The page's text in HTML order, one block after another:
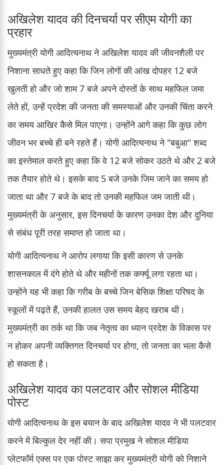
अखिलेश यादव की दिनचर्या पर सीएम योगी का
प्रहार
मुख्यमंत्री योगी आदित्यनाथ ने अखिलेश यादव की जीवनशैली पर
निशाना साधते हुए कहा कि जिन लोगों की आंख दोपहर 12 बजे
खुलती हो और जो शाम 7 बजे अपने दोस्तों के साथ महफिल जमा
लेते हों, उन्हें प्रदेश की जनता की समस्याओं और उनकी चिंता करने
का समय आखिर कैसे मिल पाएगा। उन्होंने आगे कहा कि कुछ लोग
जीवन भर बच्चे ही बने रहते हैं। योगी आदित्यनाथ ने "बबुआ" शब्द
का इस्तेमाल करते हुए कहा कि वे 12 बजे सोकर उठते थे और 2 बजे
तक तैयार होते थे। इसके बाद 5 बजे उनके जिम जाने का समय हो
जाता था और 7 बजे के बाद तो उनकी महफिल जम जाती थी।
मुख्यमंत्री के अनुसार, इस दिनचर्या के कारण उनका देश और दुनिया
से संबंध पूरी तरह समाप्त हो जाता था।
योगी आदित्यनाथ ने आरोप लगाया कि इसी कारण से उनके
शासनकाल में दंगे होते थे और महीनों तक कर्फ्यू लगा रहता था।
उन्होंने यह भी कहा कि गरीब के बच्चे जिन बेसिक शिक्षा परिषद के
स्कूलों में पढ़ते हैं, उनकी हालत उस समय बेहद खराब थी।
मुख्यमंत्री का तर्क था कि जब नेतृत्व का ध्यान प्रदेश के विकास पर
न होकर अपनी व्यक्तिगत दिनचर्या पर होगा, तो जनता का भला कैसे
हो सकता है।
अखिलेश यादव का पलटवार और सोशल मीडिया
पोस्ट
योगी आदित्यनाथ के इस बयान के बाद अखिलेश यादव ने भी पलटवार
करने में बिल्कुल देर नहीं की। सपा प्रमुख ने सोशल मीडिया
प्लेटफॉर्म एक्स पर एक पोस्ट साझा कर मुख्यमंत्री योगी को निशाने